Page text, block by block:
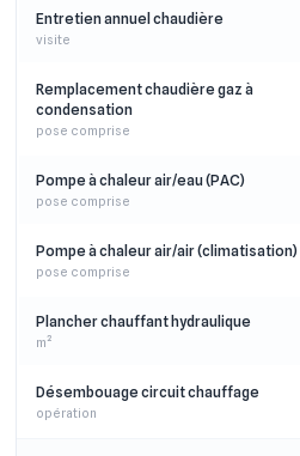
Entretien annuel chaudière
visite
Remplacement chaudière gaz à
condensation
pose comprise
Pompe à chaleur air/eau (PAC)
pose comprise
Pompe à chaleur air/air (climatisation)
pose comprise
Plancher chauffant hydraulique
m²
Désembouage circuit chauffage
opération